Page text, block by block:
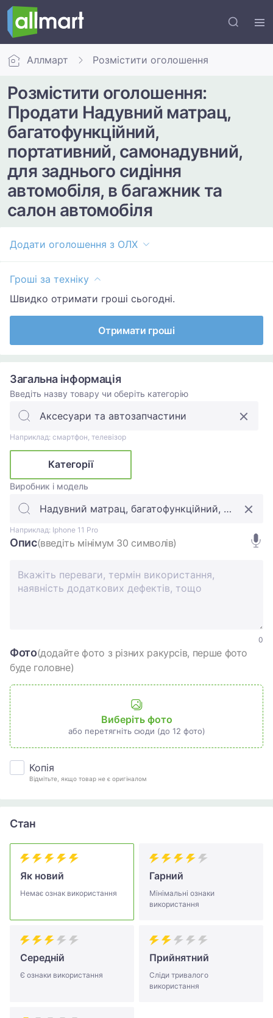
Аллмарт Розмістити оголошення
Розмістити оголошення:
Продати Надувний матрац,
багатофункційний,
портативний, самонадувний,
для заднього сидіння
автомобіля, в багажник та
салон автомобіля
Додати оголошення з ОЛХ
Гроші за техніку
Швидко отримати гроші сьогодні.
Отримати гроші
Загальна інформація
Введіть назву товару чи оберіть категорію
Наприклад: смартфон, телевізор
Категорії
Виробник і модель
Наприклад: Iphone 11 Pro
Опис(введіть мінімум 30 символів)
0
Фото(додайте фото з різних ракурсів, перше фото
буде головне)
Виберіть фото
або перетягніть сюди (до 12 фото)
Копія
Відмітьте, якщо товар не є оригіналом
Стан
Як новий
Немає ознак використання
Гарний
Мінімальні ознаки
використання
Середній
Є ознаки використання
Прийнятний
Сліди тривалого
використання